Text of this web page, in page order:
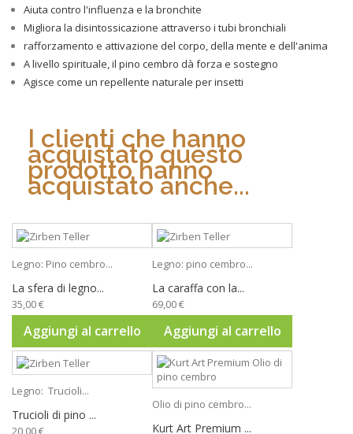
Aiuta contro l'influenza e la bronchite
Migliora la disintossicazione attraverso i tubi bronchiali
rafforzamento e attivazione del corpo, della mente e dell'anima
A livello spirituale, il pino cembro dà forza e sostegno
Agisce come un repellente naturale per insetti
I clienti che hanno
acquistato questo
prodotto hanno
acquistato anche...
Legno: Pino cembro...
La sfera di legno...
35,00 €
Aggiungi al carrello
Legno: pino cembro...
La caraffa con la...
69,00 €
Aggiungi al carrello
Legno: Trucioli...
Trucioli di pino ...
20,00 €
Olio di pino cembro...
Kurt Art Premium ...